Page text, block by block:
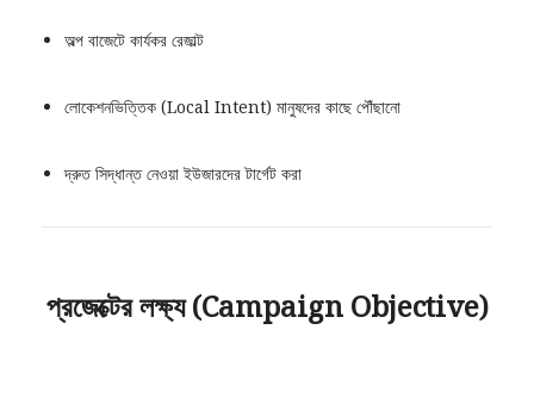
অল্প বাজেটে কার্যকর রেজাল্ট
লোকেশনভিত্তিক (Local Intent) মানুষদের কাছে পৌঁছানো
দ্রুত সিদ্ধান্ত নেওয়া ইউজারদের টার্গেট করা
প্রজেক্টের লক্ষ্য (Campaign Objective)